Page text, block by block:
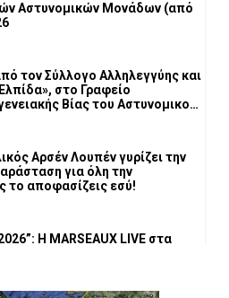
Αστυνομικών Μονάδων (από
τον Σύλλογο Αλληλεγγύης και
στο Γραφείο
Βίας του Αστυνομικού
Αρσέν Λουπέν γυρίζει την
για όλη την
τέλος το αποφασίζεις εσύ!
Η MARSEAUX LIVE στα